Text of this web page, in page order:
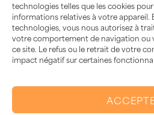
technologies telles que les cookies
informations relatives à votre appareil.
technologies, vous nous autorisez à
votre comportement de navigation ou
ce site. Le refus ou le retrait de votre
impact négatif sur certaines
pour la santé, à